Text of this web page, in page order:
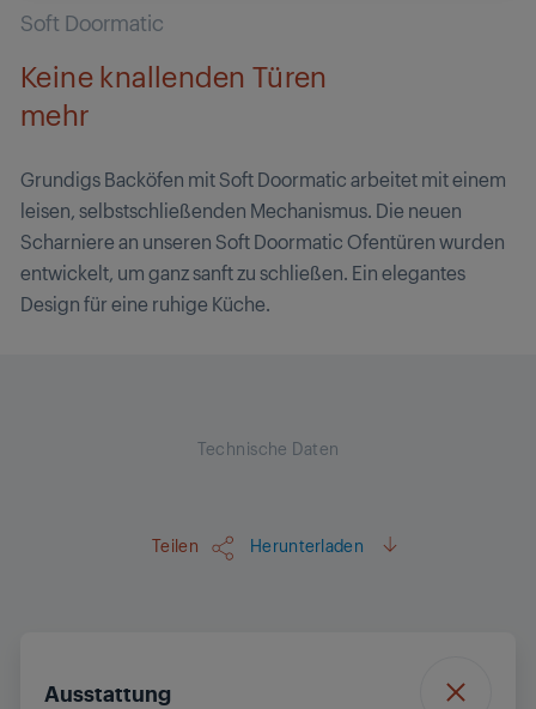
Soft Doormatic
Keine knallenden Türen
mehr
Grundigs Backöfen mit Soft Doormatic arbeitet mit einem
leisen, selbstschließenden Mechanismus. Die neuen
Scharniere an unseren Soft Doormatic Ofentüren wurden
entwickelt, um ganz sanft zu schließen. Ein elegantes
Design für eine ruhige Küche.
Technische Daten
Teilen Herunterladen
Ausstattung